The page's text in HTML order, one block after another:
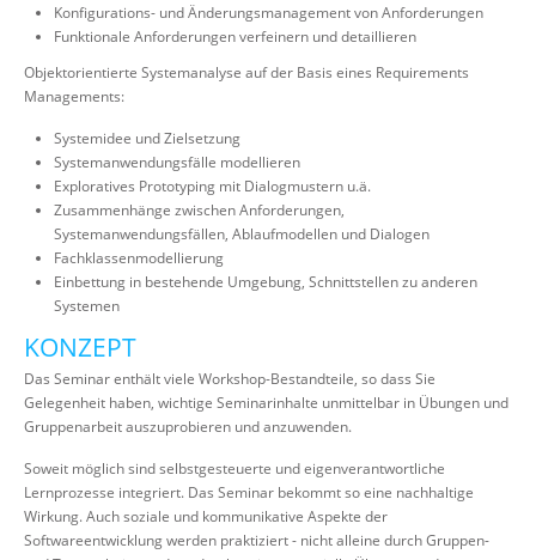
Konfigurations- und Änderungsmanagement von Anforderungen
Funktionale Anforderungen verfeinern und detaillieren
Objektorientierte Systemanalyse auf der Basis eines Requirements
Managements:
Systemidee und Zielsetzung
Systemanwendungsfälle modellieren
Exploratives Prototyping mit Dialogmustern u.ä.
Zusammenhänge zwischen Anforderungen,
Systemanwendungsfällen, Ablaufmodellen und Dialogen
Fachklassenmodellierung
Einbettung in bestehende Umgebung, Schnittstellen zu anderen
Systemen
KONZEPT
Das Seminar enthält viele Workshop-Bestandteile, so dass Sie
Gelegenheit haben, wichtige Seminarinhalte unmittelbar in Übungen und
Gruppenarbeit auszuprobieren und anzuwenden.
Soweit möglich sind selbstgesteuerte und eigenverantwortliche
Lernprozesse integriert. Das Seminar bekommt so eine nachhaltige
Wirkung. Auch soziale und kommunikative Aspekte der
Softwareentwicklung werden praktiziert - nicht alleine durch Gruppen-